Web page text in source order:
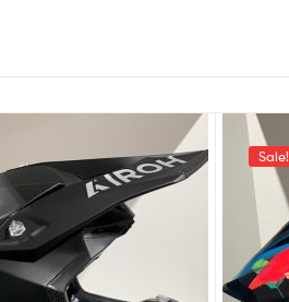
Sale!